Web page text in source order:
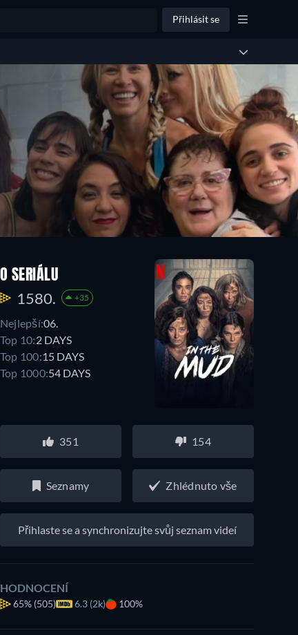
Přihlásit se
O SERIÁLU
1580. +35
Nejlepší:06.
Top 10:2 DAYS
Top 100:15 DAYS
Top 1000:54 DAYS
351 154
Seznamy Zhlédnuto vše
Přihlaste se a synchronizujte svůj seznam videí
HODNOCENÍ
65% (505) 6.3 (2k) 100%